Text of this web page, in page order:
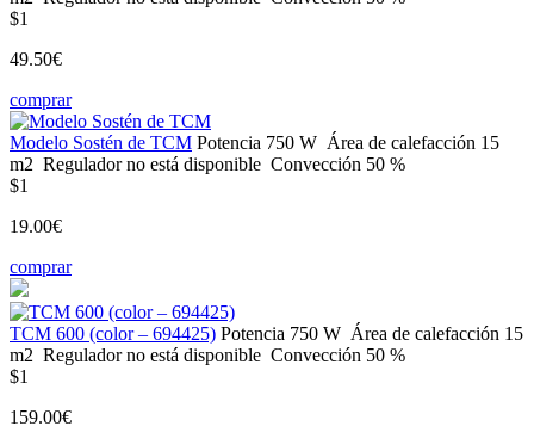
$1
49.50€
comprar
Modelo Sostén de ТСМ Potencia 750 W Área de calefacción 15
m2 Regulador no está disponible Convección 50 %
$1
19.00€
comprar
ТСМ 600 (color – 694425) Potencia 750 W Área de calefacción 15
m2 Regulador no está disponible Convección 50 %
$1
159.00€